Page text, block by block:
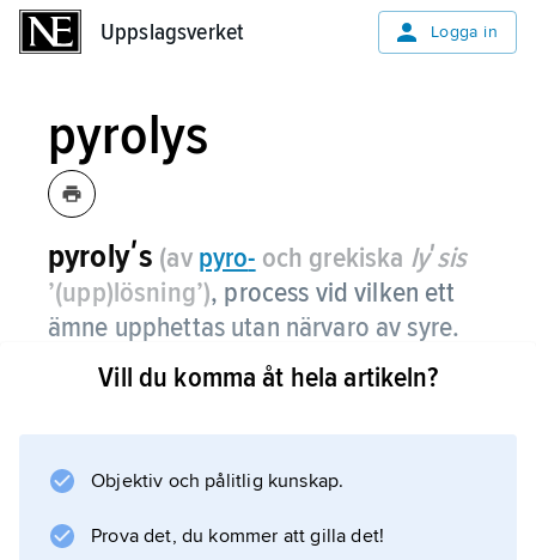
Uppslagsverket Logga in
pyrolys
pyrolyʹs (av pyro- och grekiska lyʹsis
’(upp)lösning’), process vid vilken ett
ämne upphettas utan närvaro av syre.
Industriellt används pyrolys t.ex. vid
förgasning
laboratorier används
Vill du komma åt hela artikeln?
Objektiv och pålitlig kunskap.
Prova det, du kommer att gilla det!